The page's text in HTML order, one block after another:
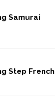
Samurai
Step French